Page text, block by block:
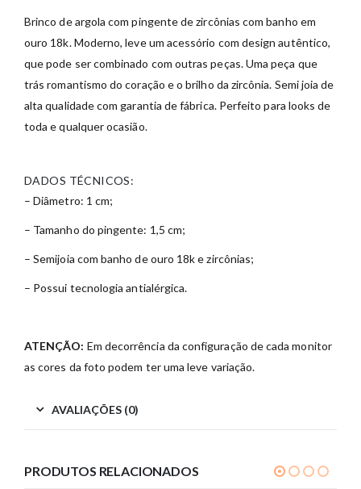
Brinco de argola com pingente de zircônias com banho em
ouro 18k. Moderno, leve um acessório com design autêntico,
que pode ser combinado com outras peças. Uma peça que
trás romantismo do coração e o brilho da zircônia. Semi joia de
alta qualidade com garantia de fábrica. Perfeito para looks de
toda e qualquer ocasião.
DADOS TÉCNICOS:
– Diâmetro: 1 cm;
– Tamanho do pingente: 1,5 cm;
– Semijoia com banho de ouro 18k e zircônias;
– Possui tecnologia antialérgica.
ATENÇÃO: Em decorrência da configuração de cada monitor
as cores da foto podem ter uma leve variação.
AVALIAÇÕES (0)
PRODUTOS RELACIONADOS